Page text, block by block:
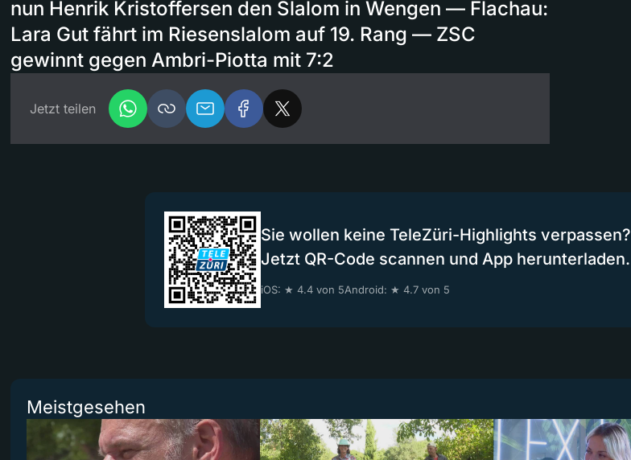
nun Henrik Kristoffersen den Slalom in Wengen — Flachau:
Lara Gut fährt im Riesenslalom auf 19. Rang — ZSC
gewinnt gegen Ambri-Piotta mit 7:2
Jetzt teilen
Sie wollen keine TeleZüri-Highlights verpassen?
Jetzt QR-Code scannen und App herunterladen.
iOS: ★ 4.4 von 5Android: ★ 4.7 von 5
Meistgesehen